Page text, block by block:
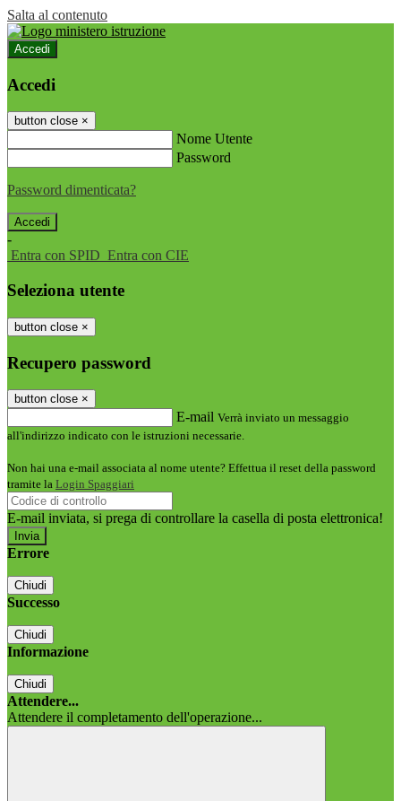
Salta al contenuto
Accedi
Accedi
button close ×
Nome Utente
Password
Password dimenticata?
-
Entra con SPID Entra con CIE
Seleziona utente
button close ×
Recupero password
button close ×
E-mail Verrà inviato un messaggio
all'indirizzo indicato con le istruzioni necessarie.
Non hai una e-mail associata al nome utente? Effettua il reset della password
tramite la Login Spaggiari
E-mail inviata, si prega di controllare la casella di posta elettronica!
Errore
Chiudi
Successo
Chiudi
Informazione
Chiudi
Attendere...
Attendere il completamento dell'operazione...